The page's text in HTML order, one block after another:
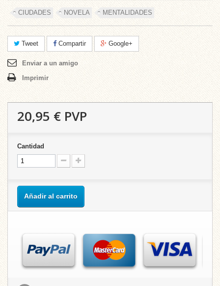
CIUDADES NOVELA MENTALIDADES
Tweet Compartir Google+
Enviar a un amigo
Imprimir
20,95 € PVP
Cantidad
Añadir al carrito